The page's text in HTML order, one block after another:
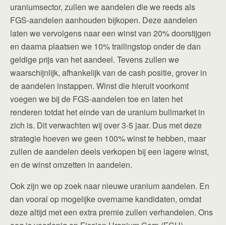
uraniumsector, zullen we aandelen die we reeds als
FGS-aandelen aanhouden bijkopen. Deze aandelen
laten we vervolgens naar een winst van 20% doorstijgen
en daarna plaatsen we 10% trailingstop onder de dan
geldige prijs van het aandeel. Tevens zullen we
waarschijnlijk, afhankelijk van de cash positie, grover in
de aandelen instappen. Winst die hieruit voorkomt
voegen we bij de FGS-aandelen toe en laten het
renderen totdat het einde van de uranium bullmarket in
zich is. Dit verwachten wij over 3-5 jaar. Dus met deze
strategie hoeven we geen 100% winst te hebben, maar
zullen de aandelen deels verkopen bij een lagere winst,
en de winst omzetten in aandelen.
Ook zijn we op zoek naar nieuwe uranium aandelen. En
dan vooral op mogelijke overname kandidaten, omdat
deze altijd met een extra premie zullen verhandelen. Ons